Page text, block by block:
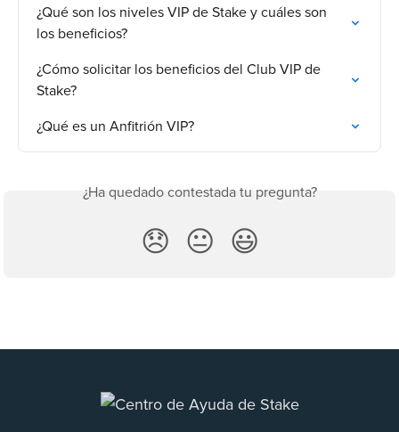
¿Qué son los niveles VIP de Stake y cuáles son
los beneficios?
¿Cómo solicitar los beneficios del Club VIP de
Stake?
¿Qué es un Anfitrión VIP?
¿Ha quedado contestada tu pregunta?
😞 😐 😃